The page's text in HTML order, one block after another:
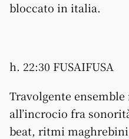
bloccato in italia.
h. 22:30 FUSAIFUSA
Travolgente
all’incrocio fra
beat, ritmi